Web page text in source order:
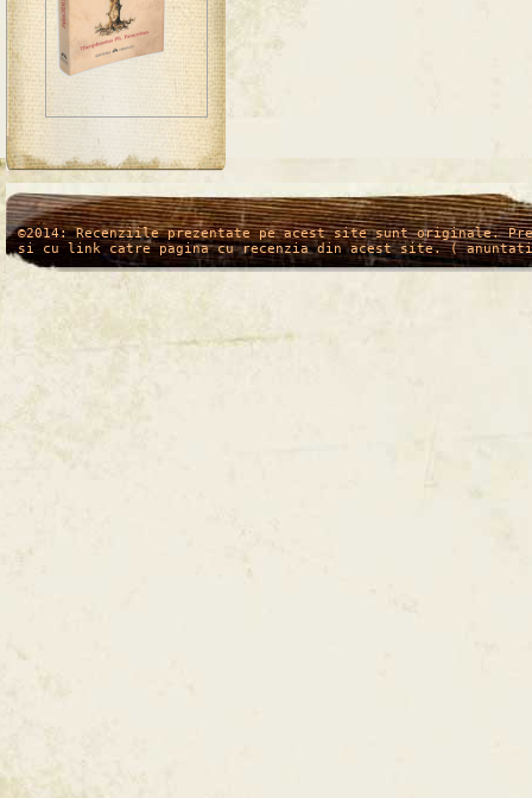
/* */
©2014: Recenziile prezentate pe acest site sunt originale.
si cu link catre pagina cu recenzia din acest site. (